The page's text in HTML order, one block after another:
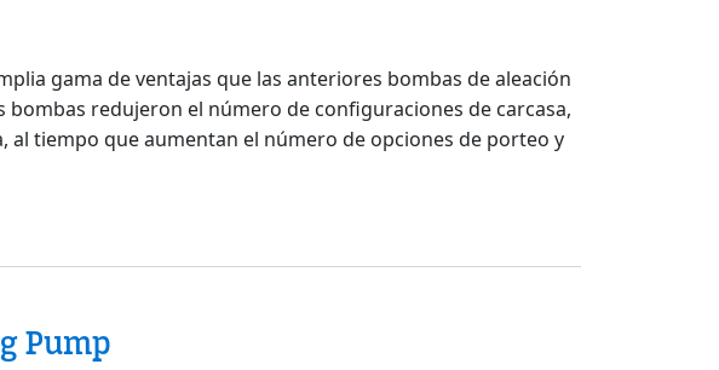
gama de ventajas que las anteriores bombas de aleación
redujeron el número de configuraciones de carcasa,
al tiempo que aumentan el número de opciones de porteo y
Pump